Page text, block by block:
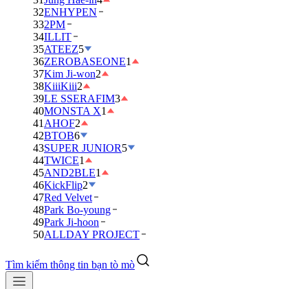
32ENHYPEN
332PM
34ILLIT
35ATEEZ5
36ZEROBASEONE1
37Kim Ji-won2
38KiiiKiii2
39LE SSERAFIM3
40MONSTA X1
41 AHOF2
42BTOB6
43SUPER JUNIOR5
44TWICE1
45AND2BLE1
46KickFlip2
47Red Velvet
48Park Bo-young
49Park Ji-hoon
50ALLDAY PROJECT
Tìm kiếm thông tin bạn tò mò